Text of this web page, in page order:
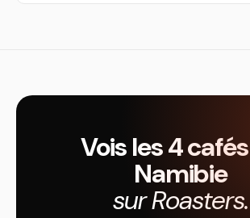
Vois les 4
Namibie
sur Roasters.